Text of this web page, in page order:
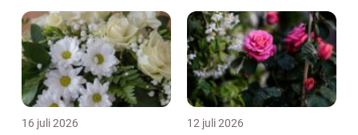
16 juli 2026 12 juli 2026